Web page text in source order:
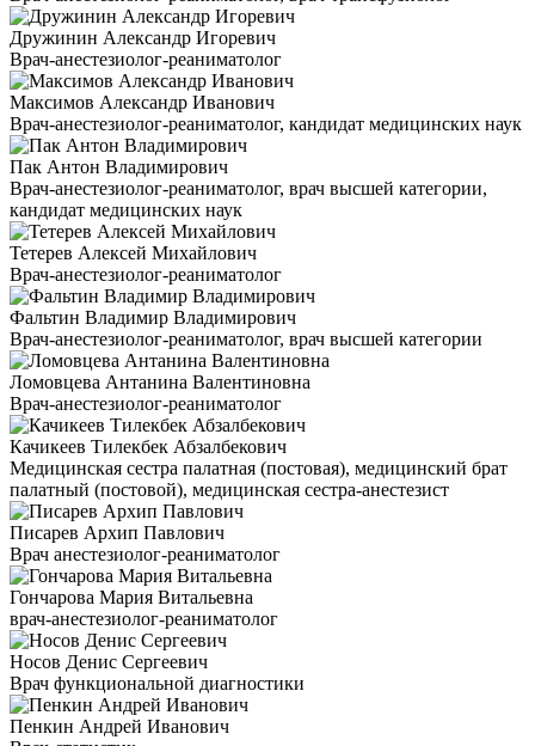
Дружинин Александр Игоревич
Врач-анестезиолог-реаниматолог
Максимов Александр Иванович
Врач-анестезиолог-реаниматолог, кандидат медицинских наук
Пак Антон Владимирович
Врач-анестезиолог-реаниматолог, врач высшей категории,
кандидат медицинских наук
Тетерев Алексей Михайлович
Врач-анестезиолог-реаниматолог
Фальтин Владимир Владимирович
Врач-анестезиолог-реаниматолог, врач высшей категории
Ломовцева Антанина Валентиновна
Врач-анестезиолог-реаниматолог
Качикеев Тилекбек Абзалбекович
Медицинская сестра палатная (постовая), медицинский брат
палатный (постовой), медицинская сестра-анестезист
Писарев Архип Павлович
Врач анестезиолог-реаниматолог
Гончарова Мария Витальевна
врач-анестезиолог-реаниматолог
Носов Денис Сергеевич
Врач функциональной диагностики
Пенкин Андрей Иванович